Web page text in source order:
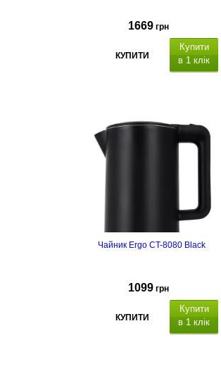
1669 грн
КУПИТИ
Купити
в 1 клік
Чайник Ergo CT-8080 Black
1099 грн
КУПИТИ
Купити
в 1 клік